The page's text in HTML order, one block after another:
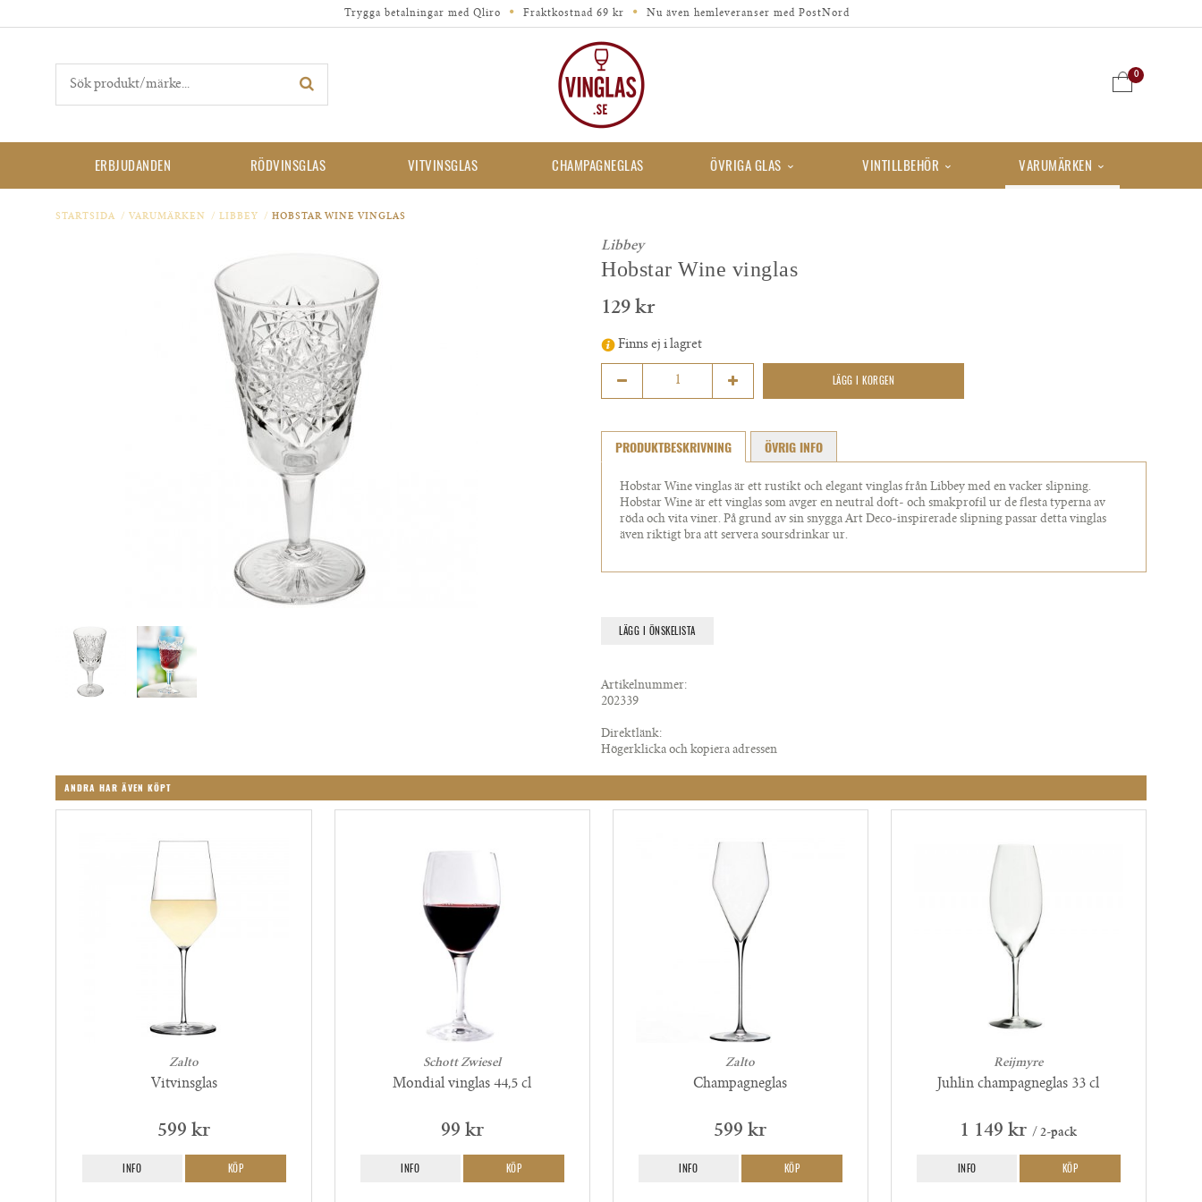
Trygga betalningar med Qliro Fraktkostnad 69 kr Nu även hemleveranser med PostNord
0
ERBJUDANDEN RÖDVINSGLAS VITVINSGLAS CHAMPAGNEGLAS ÖVRIGA GLAS VINTILLBEHÖR VARUMÄRKEN
STARTSIDA / VARUMÄRKEN / LIBBEY / HOBSTAR WINE VINGLAS
Libbey
Hobstar Wine vinglas
129 kr
Finns ej i lagret
LÄGG I KORGEN
PRODUKTBESKRIVNING ÖVRIG INFO
Hobstar Wine vinglas är ett rustikt och elegant vinglas från Libbey med en vacker slipning.
Hobstar Wine är ett vinglas som avger en neutral doft- och smakprofil ur de flesta typerna av
röda och vita viner. På grund av sin snygga Art Deco-inspirerade slipning passar detta vinglas
även riktigt bra att servera soursdrinkar ur.
LÄGG I ÖNSKELISTA
Artikelnummer:
202339
Direktlänk:
Högerklicka och kopiera adressen
ANDRA HAR ÄVEN KÖPT
Zalto
Vitvinsglas
599 kr
INFO KÖP
Schott Zwiesel
Mondial vinglas 44,5 cl
99 kr
INFO KÖP
Zalto
Champagneglas
599 kr
INFO KÖP
Reijmyre
Juhlin champagneglas 33 cl
1 149 kr / 2-pack
INFO KÖP